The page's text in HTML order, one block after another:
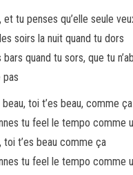
tu penses qu’elle seule
soirs la nuit quand tu dors
quand tu sors, que tu
pas
toi t’es beau, comme ça
tu feel le tempo comme
toi t’es beau comme ça
tu feel le tempo comme